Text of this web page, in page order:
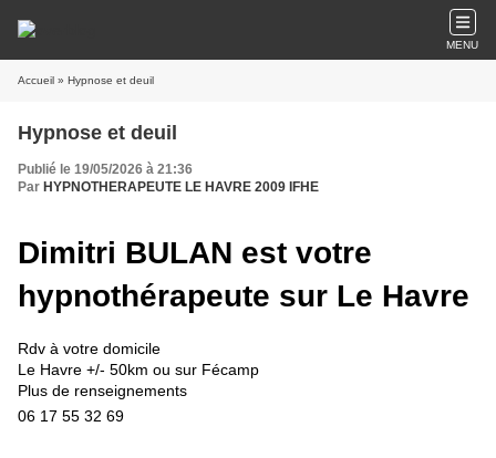
MENU
Accueil » Hypnose et deuil
Hypnose et deuil
Publié le 19/05/2026 à 21:36
Par HYPNOTHERAPEUTE LE HAVRE 2009 IFHE
Dimitri BULAN est votre
hypnothérapeute sur Le Havre
Rdv à votre domicile
Le Havre +/- 50km ou sur Fécamp
Plus de renseignements
06 17 55 32 69